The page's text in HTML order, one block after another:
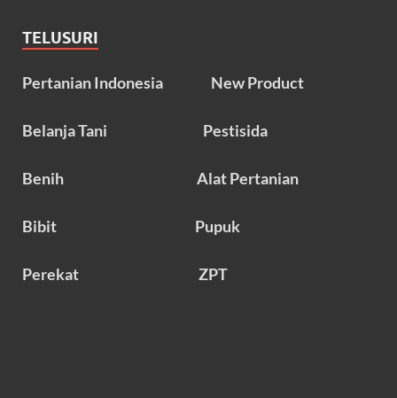
TELUSURI
Pertanian Indonesia New Product
Belanja Tani Pestisida
Benih Alat Pertanian
Bibit Pupuk
Perekat ZPT